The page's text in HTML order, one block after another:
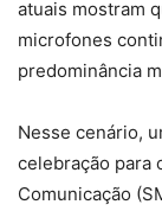
atuais mostram
microfones
predominância
Nesse cenário,
celebração para
Comunicação